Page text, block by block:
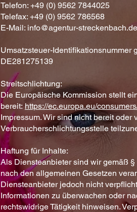
Telefon: +49 (0) 9562 7844025
Telefax: +49 (0) 9562 786568
E-Mail: info@agentur-streckenbach.de
Umsatzsteuer-Identifikationsnummer
DE281275139
Streitschlichtung:
Die Europäische Kommission stellt
bereit:https://ec.europa.eu/
Impressum. Wir sind nicht bereit
Verbraucherschlichtungsstelle
Haftung für Inhalte:
Als Diensteanbieter sind wir gemäß
nach den allgemeinen Gesetzen
Diensteanbieter jedoch nicht
Informationen zu überwachen oder
rechtswidrige Tätigkeit hinweisen.